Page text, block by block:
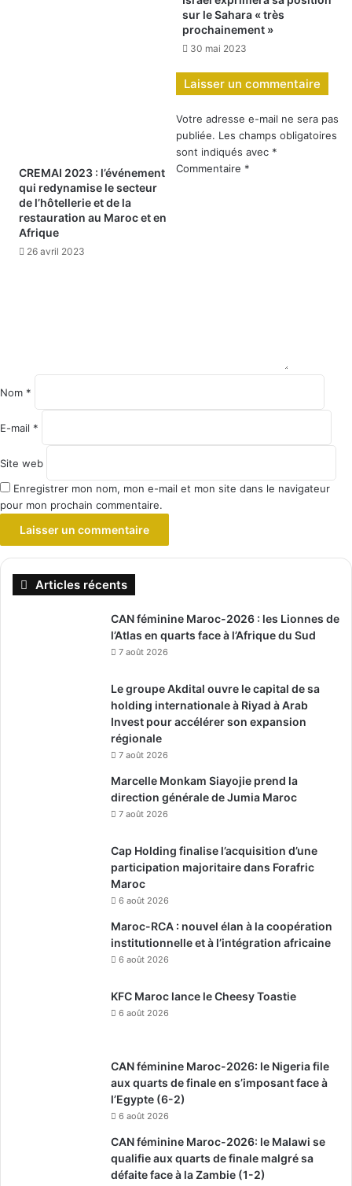
sur le Sahara « très
prochainement »
30 mai 2023
CREMAI 2023 : l’événement
qui redynamise le secteur
de l’hôtellerie et de la
restauration au Maroc et en
Afrique
26 avril 2023
Laisser un commentaire
Votre adresse e-mail ne sera pas
publiée. Les champs obligatoires
sont indiqués avec *
Commentaire *
Nom *
E-mail *
Site web
Enregistrer mon nom, mon e-mail et mon site dans le navigateur
pour mon prochain commentaire.
Articles récents
CAN féminine Maroc-2026 : les Lionnes de
l’Atlas en quarts face à l’Afrique du Sud
7 août 2026
Le groupe Akdital ouvre le capital de sa
holding internationale à Riyad à Arab
Invest pour accélérer son expansion
régionale
7 août 2026
Marcelle Monkam Siayojie prend la
direction générale de Jumia Maroc
7 août 2026
Cap Holding finalise l’acquisition d’une
participation majoritaire dans Forafric
Maroc
6 août 2026
Maroc-RCA : nouvel élan à la coopération
institutionnelle et à l’intégration africaine
6 août 2026
KFC Maroc lance le Cheesy Toastie
6 août 2026
CAN féminine Maroc-2026: le Nigeria file
aux quarts de finale en s’imposant face à
l’Egypte (6-2)
6 août 2026
CAN féminine Maroc-2026: le Malawi se
qualifie aux quarts de finale malgré sa
défaite face à la Zambie (1-2)